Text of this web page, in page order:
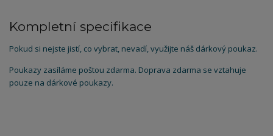
Kompletní specifikace
Pokud si nejste jistí, co vybrat, nevadí, využijte náš dárkový poukaz.
Poukazy zasíláme poštou zdarma. Doprava zdarma se vztahuje
pouze na dárkové poukazy.